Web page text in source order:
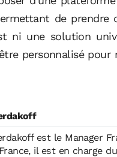
de
ni une solution
personnalisé
est le Manager
il est en charge